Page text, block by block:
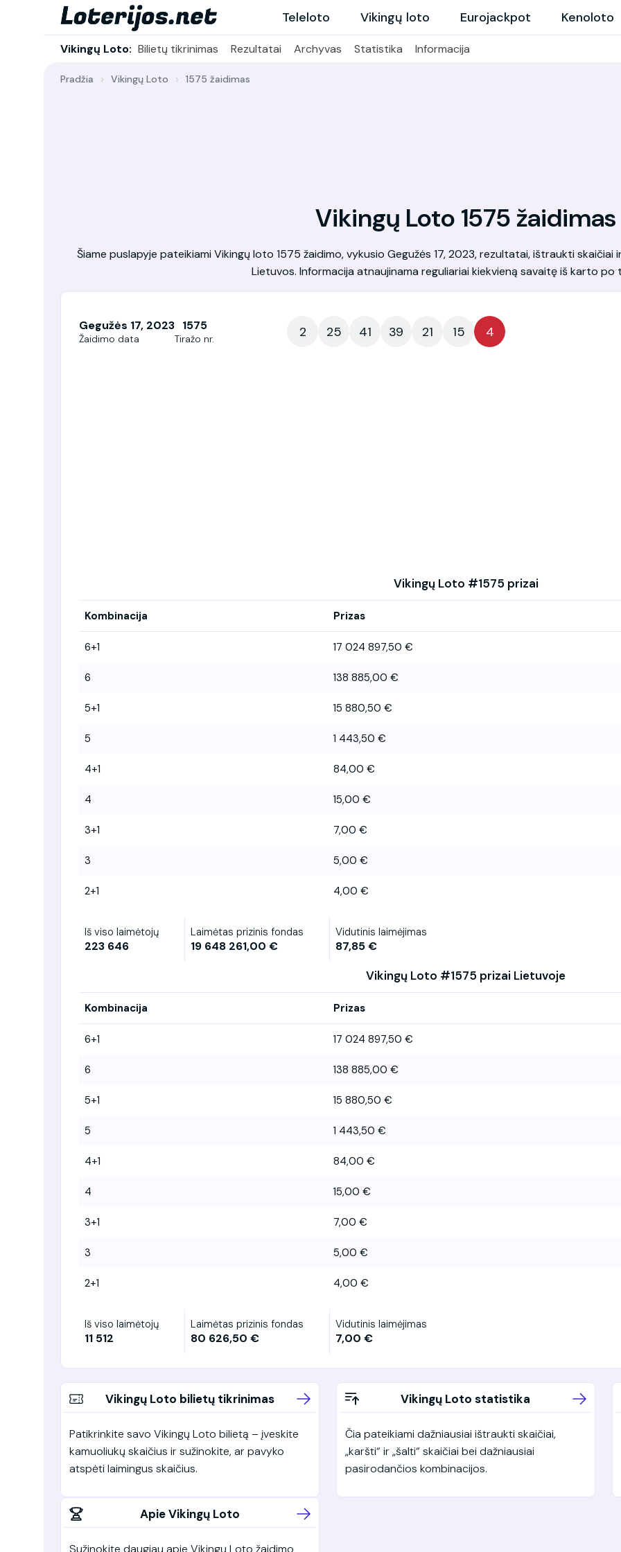
Teleloto Vikingų loto Eurojackpot Kenoloto
Vikingų Loto: Bilietų tikrinimas Rezultatai Archyvas Statistika Informacija
Pradžia Vikingų Loto 1575 žaidimas
Vikingų Loto 1575 žaidimas
Šiame puslapyje pateikiami Vikingų loto 1575 žaidimo, vykusio Gegužės 17, 2023, rezultatai, ištraukti
Lietuvos. Informacija atnaujinama reguliariai kiekvieną savaitę iš karto po
Gegužės 17, 2023
Žaidimo data
1575
Tiražo nr. 2 25 41 39 21 15 4
Vikingų Loto #1575 prizai
Kombinacija Prizas
6+1 17 024 897,50 €
6 138 885,00 €
5+1 15 880,50 €
5 1 443,50 €
4+1 84,00 €
4 15,00 €
3+1 7,00 €
3 5,00 €
2+1 4,00 €
Iš viso laimėtojų
223 646
Laimėtas prizinis fondas
19 648 261,00 €
Vidutinis laimėjimas
87,85 €
Vikingų Loto #1575 prizai Lietuvoje
Kombinacija Prizas
6+1 17 024 897,50 €
6 138 885,00 €
5+1 15 880,50 €
5 1 443,50 €
4+1 84,00 €
4 15,00 €
3+1 7,00 €
3 5,00 €
2+1 4,00 €
Iš viso laimėtojų
11 512
Laimėtas prizinis fondas
80 626,50 €
Vidutinis laimėjimas
7,00 €
Vikingų Loto bilietų tikrinimas
Patikrinkite savo Vikingų Loto bilietą – įveskite
kamuoliukų skaičius ir sužinokite, ar pavyko
atspėti laimingus skaičius.
Vikingų Loto statistika
Čia pateikiami dažniausiai ištraukti skaičiai,
„karšti“ ir „šalti“ skaičiai bei dažniausiai
pasirodančios kombinacijos.
Apie Vikingų Loto
Sužinokite daugiau apie Vikingų Loto žaidimo